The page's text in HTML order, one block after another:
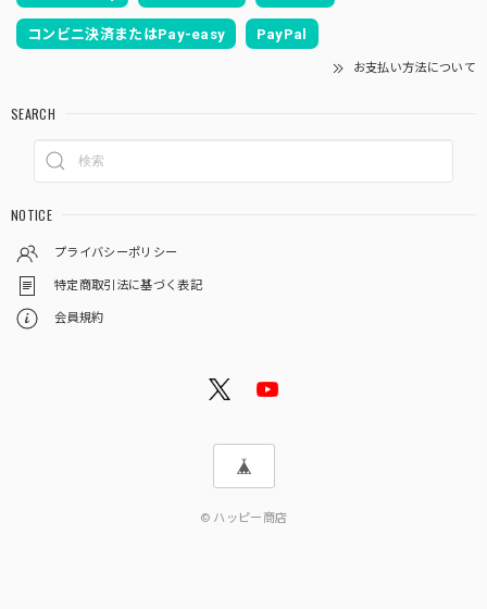
コンビニ決済またはPay-easy PayPal
お支払い方法について
SEARCH
NOTICE
プライバシーポリシー
特定商取引法に基づく表記
会員規約
© ハッピー商店